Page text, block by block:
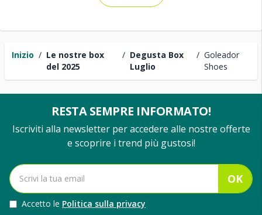
Inizio / Le nostre box
del 2025
/ Degusta Box
Luglio
/ Goleador
Shoes
RESTA SEMPRE INFORMATO!
Iscriviti alla newsletter per accedere alle nostre offerte
e scoprire i trend più gustosi!
OK
Accetto le Politica sulla privacy